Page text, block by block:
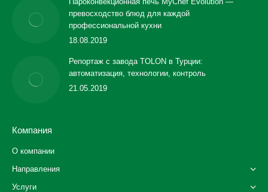
превосходство блюд для каждой
профессиональной кухни
18.08.2019
Репортаж с завода TOLON в Турции:
автоматизация, технологии, контроль
21.05.2019
Компания
О компании
Направления
Услуги